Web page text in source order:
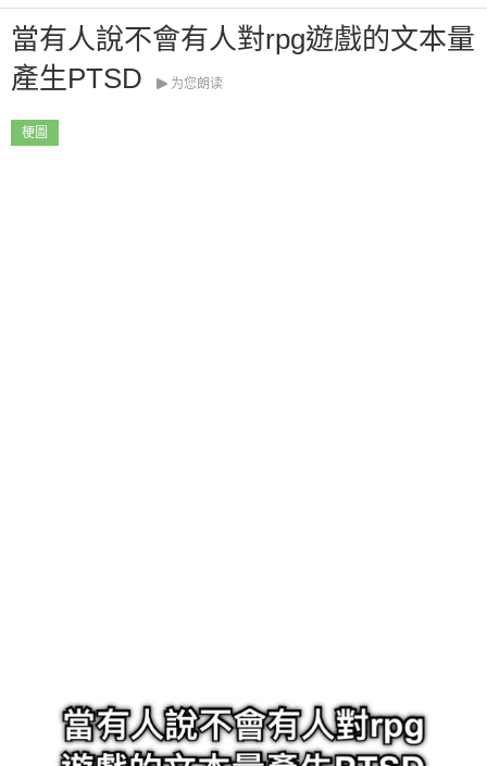
當有人說不會有人對rpg遊戲的文本量
產生PTSD
为您朗读
梗圖